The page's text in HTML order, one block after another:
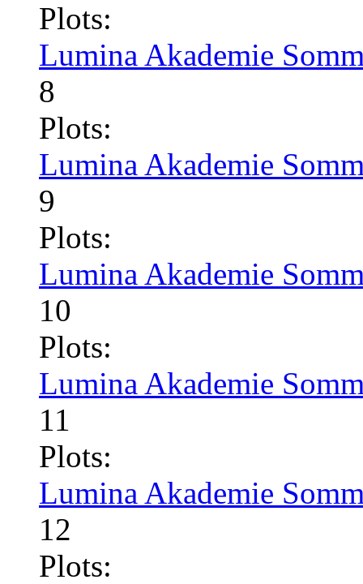
Plots:
Lumina Akademie
8
Plots:
Lumina Akademie
9
Plots:
Lumina Akademie
10
Plots:
Lumina Akademie
11
Plots:
Lumina Akademie
12
Plots: